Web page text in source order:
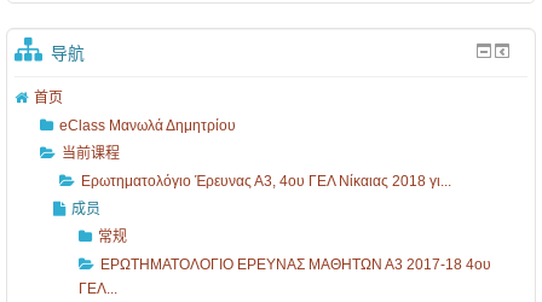
导航
首页
eClass Μανωλά Δημητρίου
当前课程
Ερωτηματολόγιο Έρευνας Α3, 4ου ΓΕΛ Νίκαιας 2018 γι...
成员
常规
ΕΡΩΤΗΜΑΤΟΛΟΓΙΟ ΕΡΕΥΝΑΣ ΜΑΘΗΤΩΝ Α3 2017-18 4ου
ΓΕΛ...